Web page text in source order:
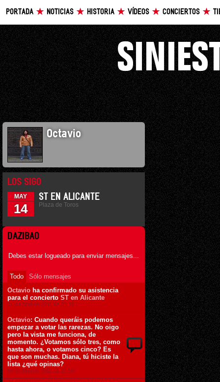
PORTADA NOTICIAS HISTORIA VÍDEOS CONCIERTOS
Octavio
LOS SIGO
MAY
14
ST EN ALICANTE
Plaza de Toros
DAZIBAO
Debes estar logueado para enviar mensajes...
Todo
Sólo mensajes
Octavio ha confirmado su asistencia
para el concierto ST en Alicante
14 de Abril de 2011 ás 21:19
Octavio: Cuando queráis podemos
empezar a votar las rarezas. No oigo
pero la vista me funciona, de
momento. ¿Votamos sólo tres, como
hasta ahora, o votamos cinco? Es
que son muchas. Diana, tú hiciste la
lista ¿qué opinas?
14 de Abril de 2011 ás 21:00